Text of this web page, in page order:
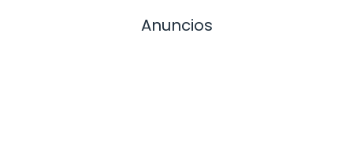
Anuncios